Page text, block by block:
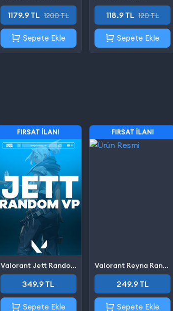
1179.9 TL 1200 TL
Sepete Ekle
118.9 TL 120 TL
Sepete Ekle
FIRSAT İLANI
Valorant Jett Random VP
349.9 TL
Sepete Ekle
FIRSAT İLANI
Valorant Reyna Random VP
249.9 TL
Sepete Ekle